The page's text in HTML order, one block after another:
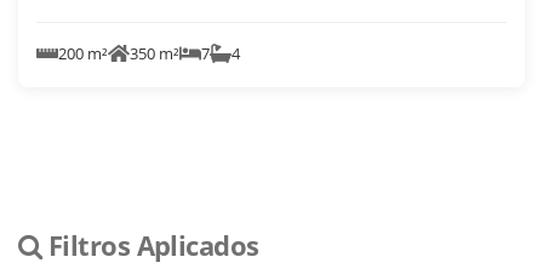
200 m² 350 m² 7 4
Filtros Aplicados